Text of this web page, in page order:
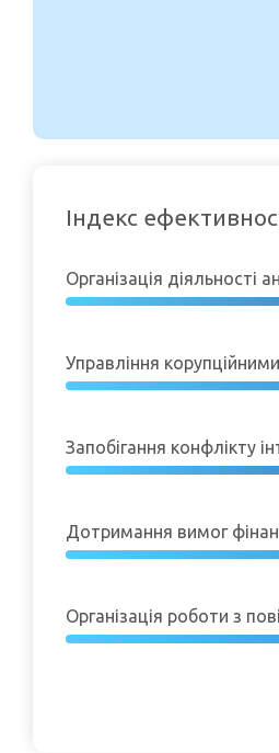
Індекс
Організація діяльності
Управління
Запобігання конфлікту
Дотримання вимог
Організація роботи з